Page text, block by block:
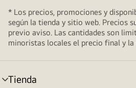
* Los precios, promociones y
según la tienda y sitio web. Precios
previo aviso. Las cantidades son
minoristas locales el precio final y la
Tienda
cambiar